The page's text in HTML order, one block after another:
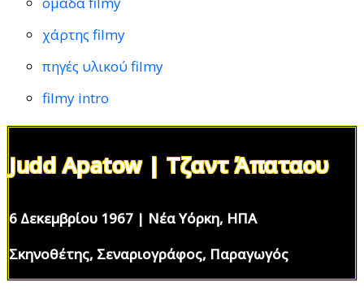
χάρτης filmy
πηγές υλικού filmy
filmy intro
Judd Apatow | Τζαντ Άπαταου
6 Δεκεμβρίου 1967 | Νέα Υόρκη, ΗΠΑ
Σκηνοθέτης, Σεναριογράφος, Παραγωγός